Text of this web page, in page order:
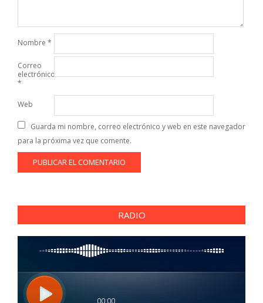
Nombre *
Correo
electrónico
*
Web
Guarda mi nombre, correo electrónico y web en este navegador
para la próxima vez que comente.
RADIO